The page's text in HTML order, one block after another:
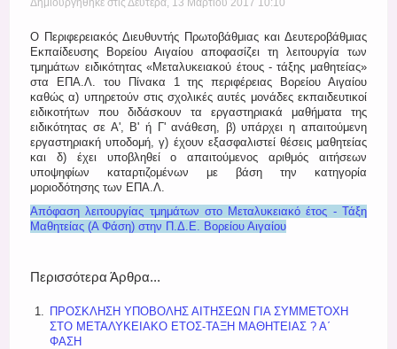
Δημιουργηθηκε στις Δευτέρα, 13 Μαρτίου 2017 10:10
Ο Περιφερειακός Διευθυντής Πρωτοβάθμιας και Δευτεροβάθμιας
Εκπαίδευσης Βορείου Αιγαίου αποφασίζει τη λειτουργία των
τμημάτων ειδικότητας «Μεταλυκειακού έτους - τάξης μαθητείας»
στα ΕΠΑ.Λ. του Πίνακα 1 της περιφέρειας Βορείου Αιγαίου
καθώς α) υπηρετούν στις σχολικές αυτές μονάδες εκπαιδευτικοί
ειδικοτήτων που διδάσκουν τα εργαστηριακά μαθήματα της
ειδικότητας σε Α', Β' ή Γ' ανάθεση, β) υπάρχει η απαιτούμενη
εργαστηριακή υποδομή, γ) έχουν εξασφαλιστεί θέσεις μαθητείας
και δ) έχει υποβληθεί ο απαιτούμενος αριθμός αιτήσεων
υποψηφίων καταρτιζομένων με βάση την κατηγορία
μοριοδότησης των ΕΠΑ.Λ.
Απόφαση λειτουργίας τμημάτων στο Μεταλυκειακό έτος - Τάξη
Μαθητείας (Α Φάση) στην Π.Δ.Ε. Βορείου Αιγαίου
Περισσότερα Άρθρα...
ΠΡΟΣΚΛΗΣΗ ΥΠΟΒΟΛΗΣ ΑΙΤΗΣΕΩΝ ΓΙΑ ΣΥΜΜΕΤΟΧΗ
ΣΤΟ ΜΕΤΑΛΥΚΕΙΑΚΟ ΕΤΟΣ-ΤΑΞΗ ΜΑΘΗΤΕΙΑΣ ? Α΄
ΦΑΣΗ